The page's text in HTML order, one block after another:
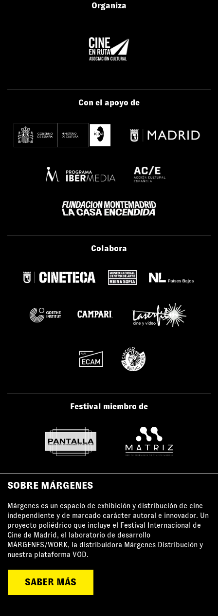
Organiza
Con el apoyo de
Colabora
Festival miembro de
SOBRE MÁRGENES
Márgenes es un espacio de exhibición y distribución de cine
independiente y de marcado carácter autoral e innovador. Un
proyecto poliédrico que incluye el Festival Internacional de
Cine de Madrid, el laboratorio de desarrollo
MÁRGENES/WORK, la distribuidora Márgenes Distribución y
nuestra plataforma VOD.
SABER MÁS